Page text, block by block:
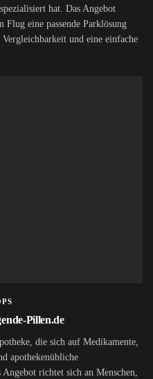
hat. Das Angebot
eine passende Parklösung
und eine einfache
Pillen.de
die sich auf Medikamente,
apothekenübliche
richtet sich an Menschen,